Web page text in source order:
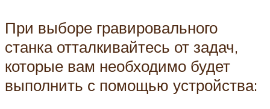
При выборе гравировального
станка отталкивайтесь от задач,
которые вам необходимо будет
выполнить с помощью устройства: